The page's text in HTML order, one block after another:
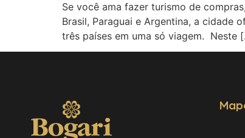
Se você ama fazer turismo de
Brasil, Paraguai e Argentina, a cidade
três países em uma só viagem. Neste